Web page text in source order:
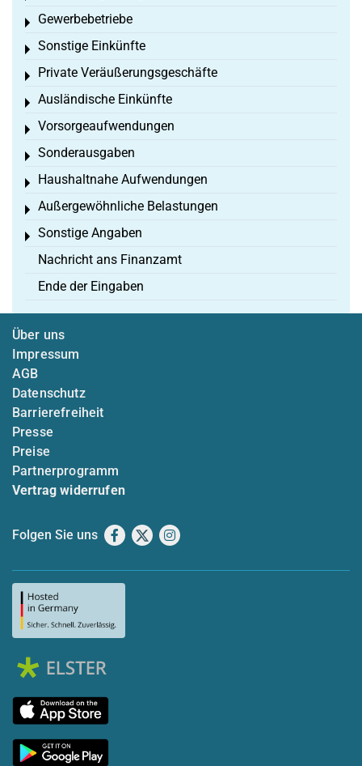
Gewerbebetriebe
Toggle menu
Sonstige Einkünfte
Toggle menu
Private Veräußerungsgeschäfte
Toggle menu
Ausländische Einkünfte
Toggle menu
Vorsorgeaufwendungen
Toggle menu
Sonderausgaben
Toggle menu
Haushaltnahe Aufwendungen
Toggle menu
Außergewöhnliche Belastungen
Toggle menu
Sonstige Angaben
Toggle menu
Nachricht ans Finanzamt
Ende der Eingaben
Über uns
Impressum
AGB
Datenschutz
Barrierefreiheit
Presse
Preise
Partnerprogramm
Vertrag widerrufen
Folgen Sie uns Facebook
X Instagram